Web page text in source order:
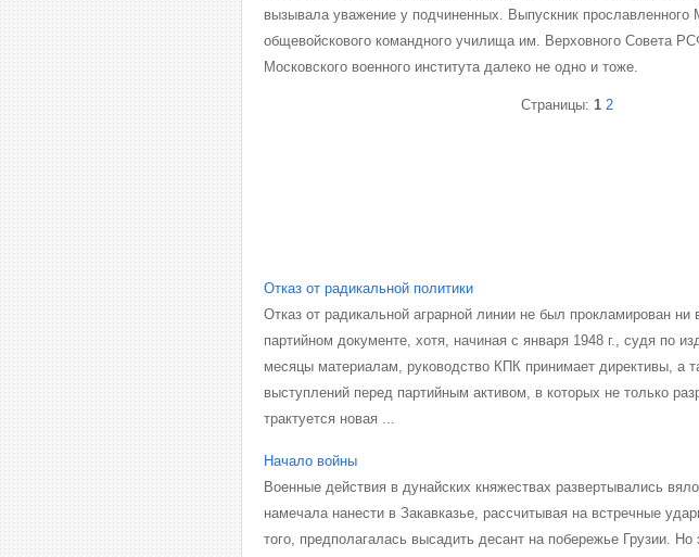
вызывала уважение у подчиненных. Выпускник прославленного
общевойскового командного училища им. Верховного Совета
Московского военного института далеко не одно и тоже.
Страницы: 1 2
Отказ от радикальной политики
Отказ от радикальной аграрной линии не был прокламирован ни
партийном документе, хотя, начиная с января 1948 г., судя по
месяцы материалам, руководство КПК принимает директивы, а
выступлений перед партийным активом, в которых не только
трактуется новая ...
Начало войны
Военные действия в дунайских княжествах развертывались
намечала нанести в Закавказье, рассчитывая на встречные
того, предполагалась высадить десант на побережье Грузии.